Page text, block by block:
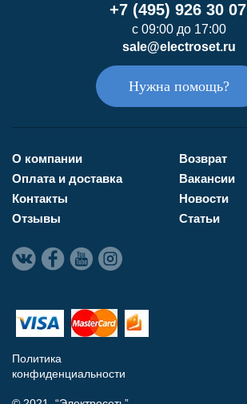
+7 (495) 926 30 07
с 09:00 до 17:00
sale@electroset.ru
Нужна помощь?
О компании
Оплата и доставка
Контакты
Отзывы
Возврат
Вакансии
Новости
Статьи
Политика
конфиденциальности